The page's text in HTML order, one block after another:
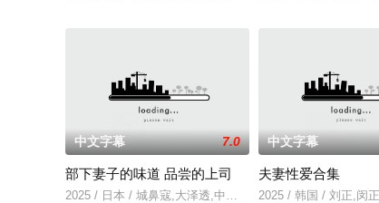
中文字幕 7.0
部下妻子的味道 品尝的上司
2025 / 日本 / 城鼻寇,大泽透,中山健二
中文字幕
夫妻性爱合集
2025 / 韩国 / 刘正,闵